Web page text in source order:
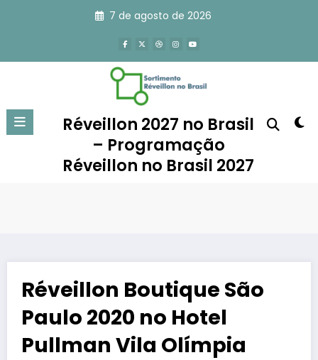
7 de agosto de 2026
Réveillon 2027 no Brasil
– Programação
Réveillon no Brasil 2027
Réveillon Boutique São
Paulo 2020 no Hotel
Pullman Vila Olímpia